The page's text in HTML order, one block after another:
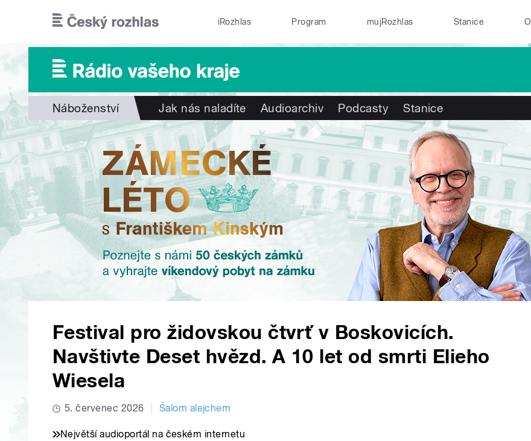
iRozhlas Program mujRozhlas Stanice
Náboženství Jak nás naladíte Audioarchiv Podcasty Stanice
Festival pro židovskou čtvrť v Boskovicích.
Navštivte Deset hvězd. A 10 let od smrti Elieho
Wiesela
5. červenec 2026 Šalom alejchem
Největší audioportál na českém internetu